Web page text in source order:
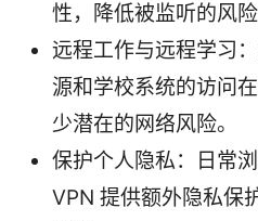
性，降低被监听的风险
远程工作与远程学习
源和学校系统的访问
少潜在的网络风险。
保护个人隐私：日常
VPN 提供额外隐私保